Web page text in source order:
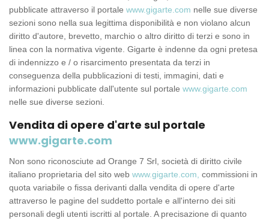
pubblicate attraverso il portale www.gigarte.com nelle sue diverse
sezioni sono nella sua legittima disponibilità e non violano alcun
diritto d'autore, brevetto, marchio o altro diritto di terzi e sono in
linea con la normativa vigente. Gigarte è indenne da ogni pretesa
di indennizzo e / o risarcimento presentata da terzi in
conseguenza della pubblicazioni di testi, immagini, dati e
informazioni pubblicate dall'utente sul portale www.gigarte.com
nelle sue diverse sezioni.
Vendita di opere d'arte sul portale
www.gigarte.com
Non sono riconosciute ad Orange 7 Srl, società di diritto civile
italiano proprietaria del sito web www.gigarte.com, commissioni in
quota variabile o fissa derivanti dalla vendita di opere d'arte
attraverso le pagine del suddetto portale e all'interno dei siti
personali degli utenti iscritti al portale. A precisazione di quanto